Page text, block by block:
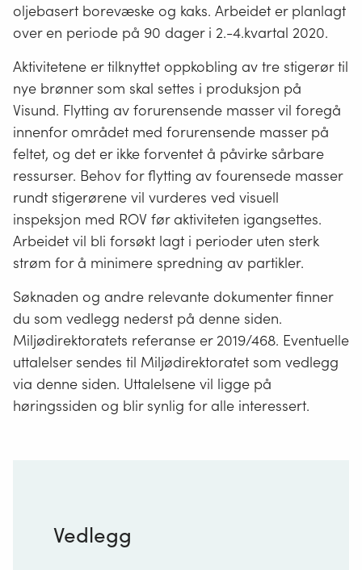
oljebasert borevæske og kaks. Arbeidet er planlagt
over en periode på 90 dager i 2.-4.kvartal 2020.
Aktivitetene er tilknyttet oppkobling av tre stigerør til
nye brønner som skal settes i produksjon på
Visund. Flytting av forurensende masser vil foregå
innenfor området med forurensende masser på
feltet, og det er ikke forventet å påvirke sårbare
ressurser. Behov for flytting av fourensede masser
rundt stigerørene vil vurderes ved visuell
inspeksjon med ROV før aktiviteten igangsettes.
Arbeidet vil bli forsøkt lagt i perioder uten sterk
strøm for å minimere spredning av partikler.
Søknaden og andre relevante dokumenter finner
du som vedlegg nederst på denne siden.
Miljødirektoratets referanse er 2019/468. Eventuelle
uttalelser sendes til Miljødirektoratet som vedlegg
via denne siden. Uttalelsene vil ligge på
høringssiden og blir synlig for alle interessert.
Vedlegg